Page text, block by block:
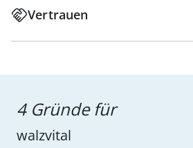
Vertrauen
4 Gründe für
walzvital